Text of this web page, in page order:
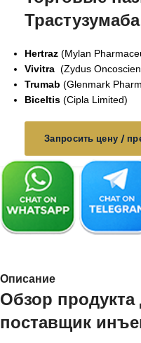
Трастузумаба
Hertraz (Mylan
Vivitra (Zydus
Trumab (Glenmark
Biceltis (Cipla Limited)
Запросить цену /
Описание
Обзор
поставщик